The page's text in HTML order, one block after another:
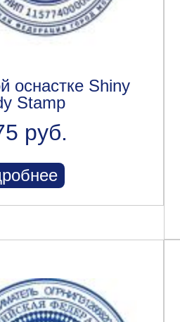
оснастке Shiny
Stamp
руб.